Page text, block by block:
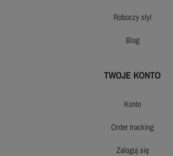
roboczy styl
blog
TWOJE KONTO
konto
order tracking
zaloguj się